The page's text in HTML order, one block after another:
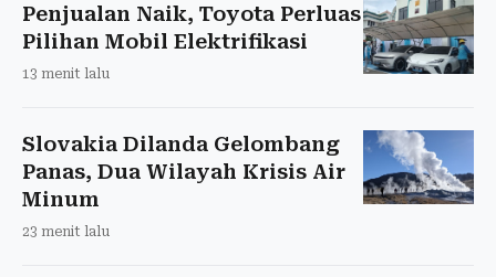
Penjualan Naik, Toyota Perluas
Pilihan Mobil Elektrifikasi
13 menit lalu
Slovakia Dilanda Gelombang
Panas, Dua Wilayah Krisis Air
Minum
23 menit lalu